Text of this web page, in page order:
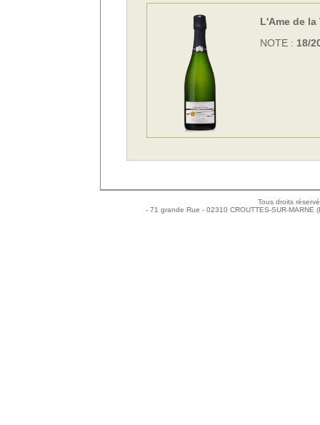
L'Ame de la
NOTE : 18/
Tous droits
- 71 grande Rue - 02310 CROUTTES-SUR-